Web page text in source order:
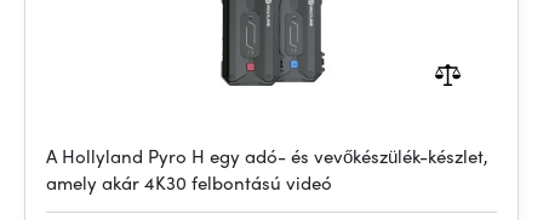
A Hollyland Pyro H egy adó- és vevőkészülék-készlet,
amely akár 4K30 felbontású videó